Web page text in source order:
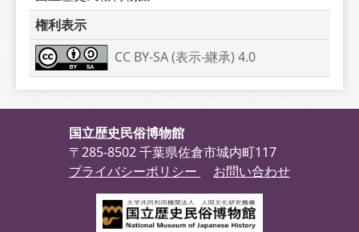
権利表示
CC BY-SA (表示-継承) 4.0
国立歴史民俗博物館
〒285-8502 千葉県佐倉市城内町117
プライバシーポリシー
お問い合わせ